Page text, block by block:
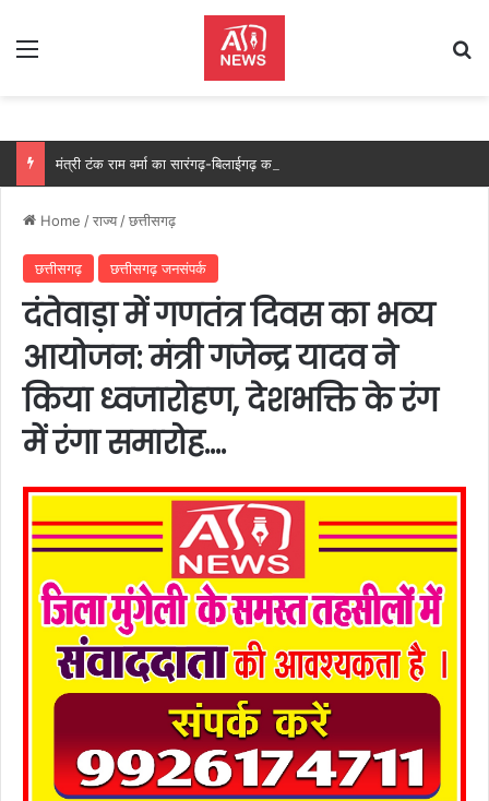
Menu
Home /राज्य /छत्तीसगढ़
छत्तीसगढ़ छत्तीसगढ़ जनसंपर्क
दंतेवाड़ा में गणतंत्र दिवस का भव्य
आयोजन: मंत्री गजेन्द्र यादव ने
किया ध्वजारोहण, देशभक्ति के रंग
में रंगा समारोह….